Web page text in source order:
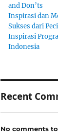
and Don’ts
Inspirasi dan
Sukses dari
Inspirasi
Indonesia
Recent
No comments